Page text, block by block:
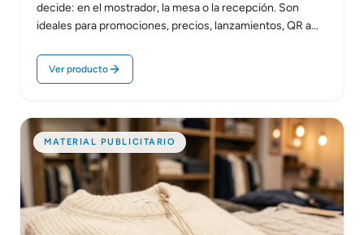
decide: en el mostrador, la mesa o la recepción. Son
ideales para promociones, precios, lanzamientos, QR a
Ver producto
MATERIAL PUBLICITARIO